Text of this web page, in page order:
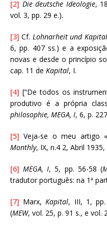
[2] Die deutsche Ideologie,
vol. 3, pp. 29 e.).
[3] Cf. Lohnarheit und Kapital
6, pp. 407 ss.) e a
novas e desde o princípio
cap. 11 de Kapital, I.
[4] [“De todos os
produtivo é a própria
philosophie, MEGA, I, 6, p.
[5] Veja-se o meu artigo
Monthly, IX, n.4 2, Abril 1935,
[6] MEGA, I, 5, pp. 56-58 (
tradutor português: na 1ª
[7] Marx, Kapital, III, 1,
(MEW, vol. 25, p. 91 s., e vol.